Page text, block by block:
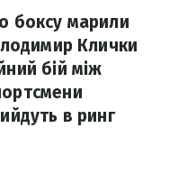
боксу марили
Клички
бій між
в ринг